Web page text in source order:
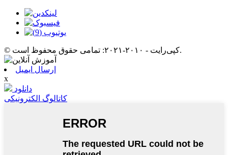
© کپی‌رایت - ۲۰۱۰-۲۰۲۱: تمامی حقوق محفوظ است.
ارسال ایمیل
x
دانلود
کاتالوگ الکترونیکی